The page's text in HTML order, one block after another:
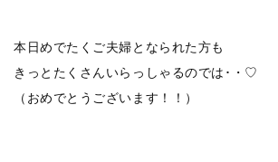
本日めでたくご夫婦となられた方も
きっとたくさんいらっしゃるのでは･・♡
（おめでとうございます！！）